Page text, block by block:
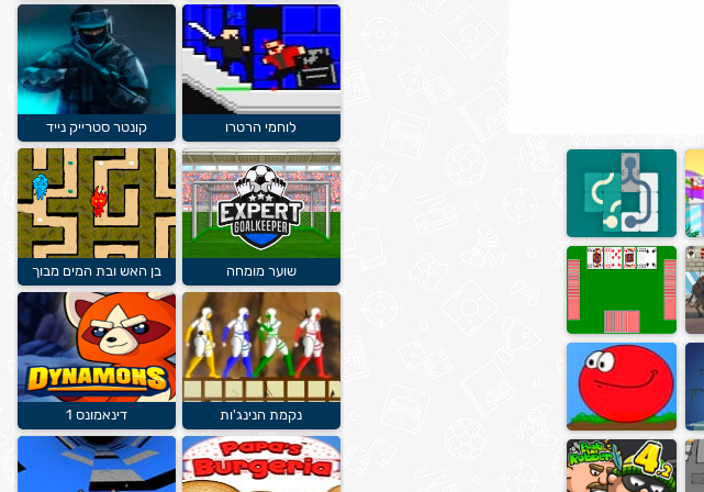
לוחמי הרטרו קונטר סטרייק נייד
שוער מומחה בן האש ובת המים מבוך
נקמת הנינג'ות דינאמונס 1